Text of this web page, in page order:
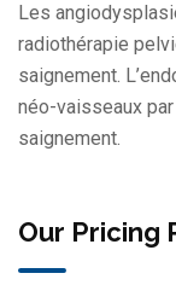
Les
radiothérapie
saignement.
néo-vaisseaux
saignement.
Our Pricing